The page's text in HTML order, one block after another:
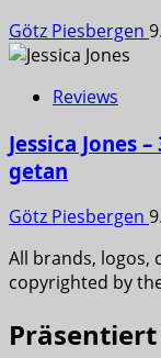
Götz Piesbergen
Reviews
Jessica Jones
getan
Götz Piesbergen
All brands, logos,
copyrighted by